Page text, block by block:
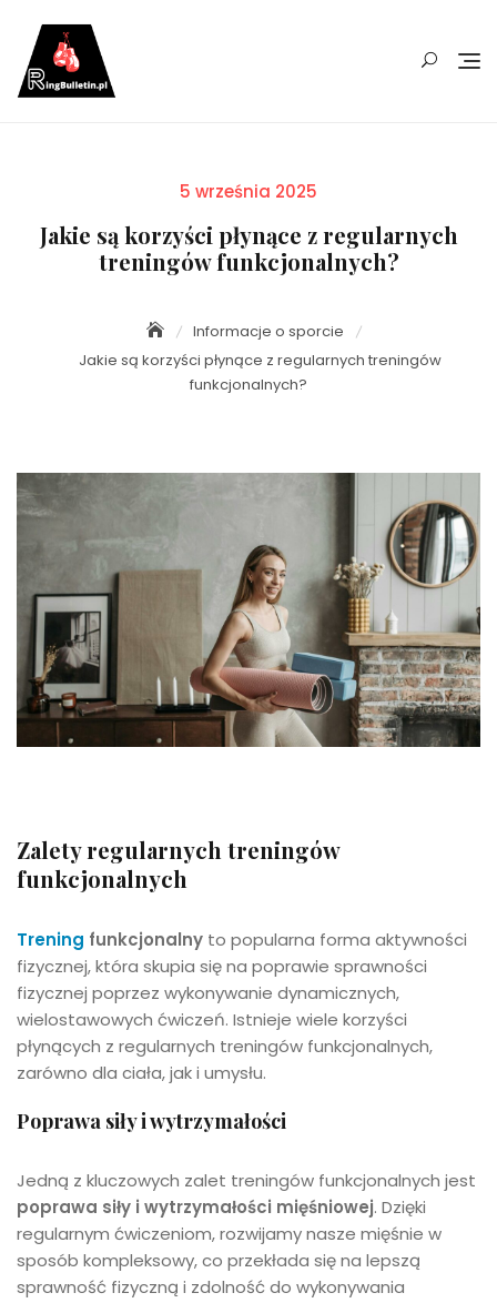
content
Posted
5 września 2025
Jakie są korzyści płynące z regularnych
treningów funkcjonalnych?
Informacje o sporcie
Jakie są korzyści płynące z regularnych treningów
funkcjonalnych?
Zalety regularnych treningów
funkcjonalnych
Trening funkcjonalny to popularna forma aktywności
fizycznej, która skupia się na poprawie sprawności
fizycznej poprzez wykonywanie dynamicznych,
wielostawowych ćwiczeń. Istnieje wiele korzyści
płynących z regularnych treningów funkcjonalnych,
zarówno dla ciała, jak i umysłu.
Poprawa siły i wytrzymałości
Jedną z kluczowych zalet treningów funkcjonalnych jest
poprawa siły i wytrzymałości mięśniowej. Dzięki
regularnym ćwiczeniom, rozwijamy nasze mięśnie w
sposób kompleksowy, co przekłada się na lepszą
sprawność fizyczną i zdolność do wykonywania